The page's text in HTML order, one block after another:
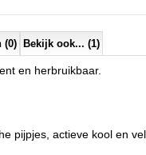
(0) Bekijk ook... (1)
en herbruikbaar.
pijpjes, actieve kool en